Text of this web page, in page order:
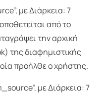
με Διάρκεια: 7
από το
την αρχική
της διαφημιστικής
προήλθε ο χρήστης.
με Διάρκεια: 7